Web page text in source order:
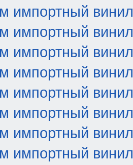
импортный винил
импортный винил
импортный винил
импортный винил
импортный винил
импортный винил
импортный винил
импортный винил